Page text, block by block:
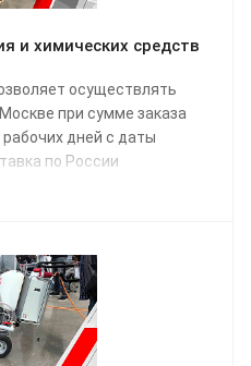
и химических средств
осуществлять
при сумме заказа
рабочих дней с даты
по России